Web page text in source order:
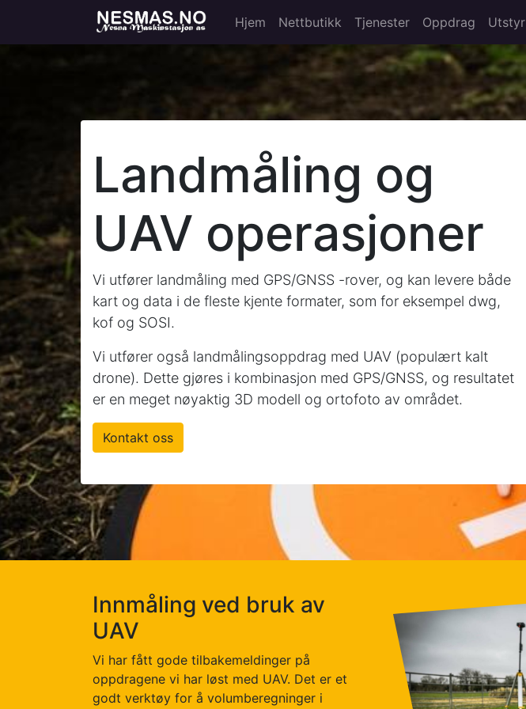
Hjem Nettbutikk Tjenester Oppdrag Utstyr
Landmåling og
UAV operasjoner
Vi utfører landmåling med GPS/GNSS -rover, og kan levere både
kart og data i de fleste kjente formater, som for eksempel dwg,
kof og SOSI.
Vi utfører også landmålingsoppdrag med UAV (populært kalt
drone). Dette gjøres i kombinasjon med GPS/GNSS, og resultatet
er en meget nøyaktig 3D modell og ortofoto av området.
Kontakt oss
Innmåling ved bruk av
UAV
Vi har fått gode tilbakemeldinger på
oppdragene vi har løst med UAV. Det er et
godt verktøy for å volumberegninger i